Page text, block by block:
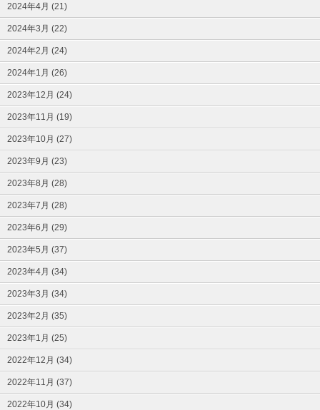
2024年4月 (21)
2024年3月 (22)
2024年2月 (24)
2024年1月 (26)
2023年12月 (24)
2023年11月 (19)
2023年10月 (27)
2023年9月 (23)
2023年8月 (28)
2023年7月 (28)
2023年6月 (29)
2023年5月 (37)
2023年4月 (34)
2023年3月 (34)
2023年2月 (35)
2023年1月 (25)
2022年12月 (34)
2022年11月 (37)
2022年10月 (34)